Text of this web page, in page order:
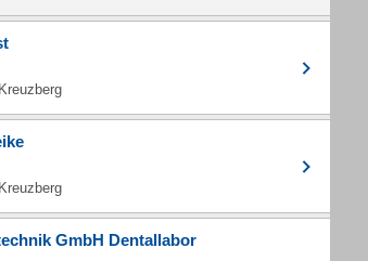
GmbH Dentallabor